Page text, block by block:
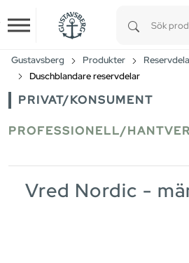
Skip to main content
Gustavsberg Produkter
Duschblandare reservdelar
PRIVAT/KONSUMENT
PROFESSIONELL/
Vred Nordic -